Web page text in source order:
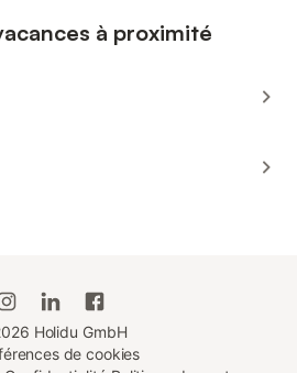
à proximité
Holidu GmbH
de cookies